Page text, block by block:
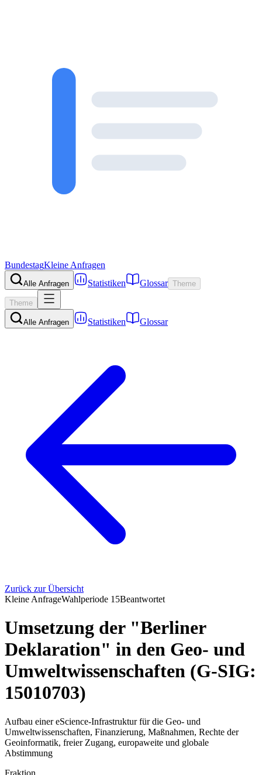
BundestagKleine Anfragen
Alle Anfragen Statistiken Glossar Theme
Theme
Alle Anfragen Statistiken Glossar
Zurück zur Übersicht
Kleine AnfrageWahlperiode 15Beantwortet
Umsetzung der "Berliner
Deklaration" in den Geo- und
Umweltwissenschaften (G-SIG:
15010703)
Aufbau einer eScience-Infrastruktur für die Geo- und
Umweltwissenschaften, Finanzierung, Maßnahmen, Rechte der
Geoinformatik, freier Zugang, europaweite und globale
Abstimmung
Fraktion